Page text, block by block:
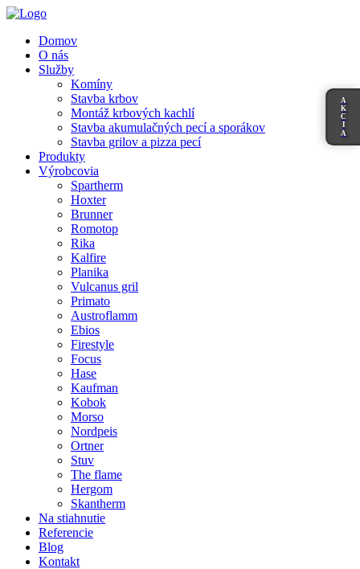
Domov
O nás
Služby
Komíny
Stavba krbov
Montáž krbových kachlí
Stavba akumulačných pecí a sporákov
Stavba grilov a pizza pecí
Produkty
Výrobcovia
Spartherm
Hoxter
Brunner
Romotop
Rika
Kalfire
Planika
Vulcanus gril
Primato
Austroflamm
Ebios
Firestyle
Focus
Hase
Kaufman
Kobok
Morso
Nordpeis
Ortner
Stuv
The flame
Hergom
Skantherm
Na stiahnutie
Referencie
Blog
Kontakt
A
K
C
I
A